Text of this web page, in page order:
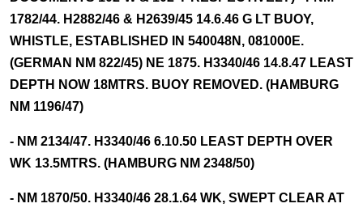
1782/44. H2882/46 & H2639/45 14.6.46 G LT BUOY,
WHISTLE, ESTABLISHED IN 540048N, 081000E.
(GERMAN NM 822/45) NE 1875. H3340/46 14.8.47 LEAST
DEPTH NOW 18MTRS. BUOY REMOVED. (HAMBURG
NM 1196/47)
- NM 2134/47. H3340/46 6.10.50 LEAST DEPTH OVER
WK 13.5MTRS. (HAMBURG NM 2348/50)
- NM 1870/50. H3340/46 28.1.64 WK, SWEPT CLEAR AT